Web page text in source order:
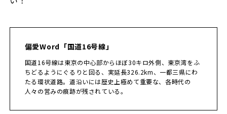
偏愛Word「国道16号線」
国道16号線は東京の中心部からほぼ30キロ外側、東京湾をふ
ちどるようにぐるりと回る、実延長326.2km、一都三県にわ
たる環状道路。道沿いには歴史上極めて重要な、各時代の
人々の営みの痕跡が残されている。